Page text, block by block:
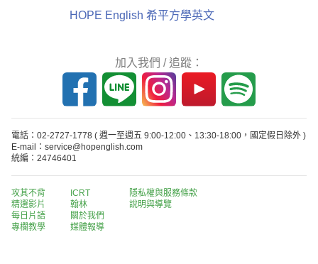
HOPE English 希平方學英文
加入我們 / 追蹤：
電話：02-2727-1778 ( 週一至週五 9:00-12:00、13:30-18:00，國定假日除外 )
E-mail：service@hopenglish.com
統編：24746401
攻其不背
精選影片
每日片語
專欄教學
ICRT
翰林
關於我們
媒體報導
隱私權與服務條款
說明與導覽